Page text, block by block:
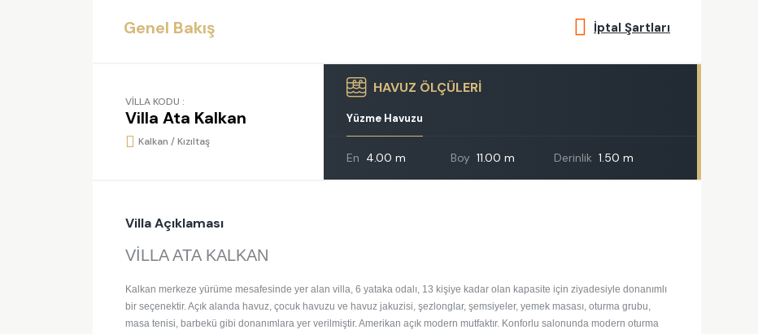
Genel Bakış İptal Şartları
VİLLA KODU :
Villa Ata Kalkan
Kalkan / Kızıltaş
HAVUZ ÖLÇÜLERİ
Yüzme Havuzu
En 4.00 m Boy 11.00 m Derinlik 1.50 m
Villa Açıklaması
VİLLA ATA KALKAN
Kalkan merkeze yürüme mesafesinde yer alan villa, 6 yataka odalı, 13 kişiye kadar olan kapasite için ziyadesiyle donanımlı
bir seçenektir. Açık alanda havuz, çocuk havuzu ve havuz jakuzisi, şezlonglar, şemsiyeler, yemek masası, oturma grubu,
masa tenisi, barbekü gibi donanımlara yer verilmiştir. Amerikan açık modern mutfaktır. Konforlu salonunda modern oturma